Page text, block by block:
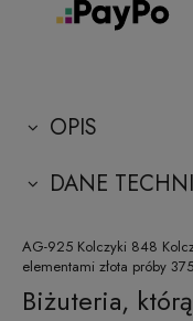
OPIS
DANE
AG-925 Kolczyki 848
elementami złota próby 375
Biżuteria,